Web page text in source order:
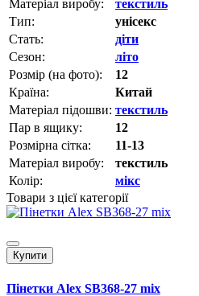
Матеріал виробу:
текстиль
Тип:
унісекс
Стать:
діти
Сезон:
літо
Розмір (на фото):
12
Країна:
Китай
Матеріал підошви: текстиль
Пар в ящику:
12
Розмірна сітка:
11-13
Матеріал виробу:
текстиль
Колір:
мікс
Товари з цієї категорії
Купити
Пінетки Alex SB368-27 mix